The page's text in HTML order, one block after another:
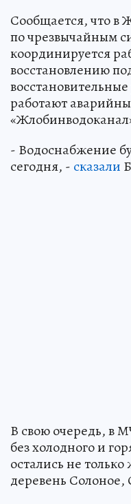
Сообщается, что в
по чрезвычайным
координируется
восстановлению
работают
- Водоснабжение
сегодня, - сказали
В свою очередь, в
без холодного и
остались не
деревень Солоное,